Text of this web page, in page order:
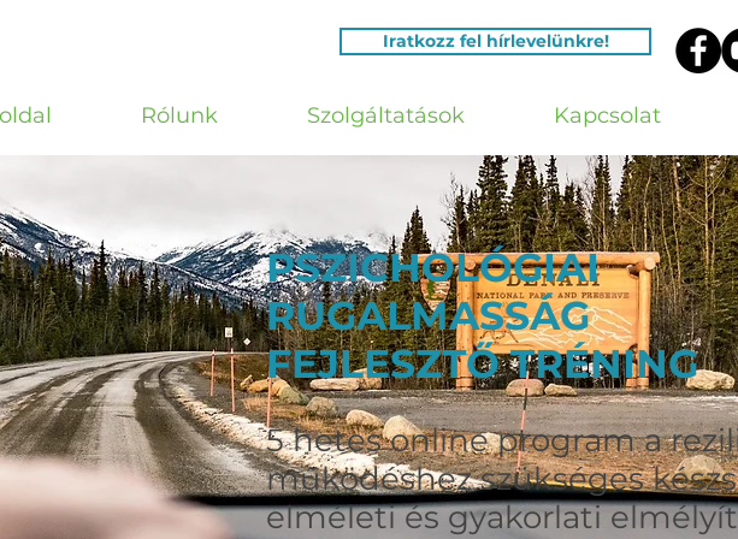
Iratkozz fel hírlevelünkre!
Rólunk Szolgáltatások Kapcsolat
5 hetes online program a
működéshez szükséges
elméleti és gyakorlati
PSZICHOLÓGIAI
RUGALMASSÁG
FEJLESZTŐ TRÉNING